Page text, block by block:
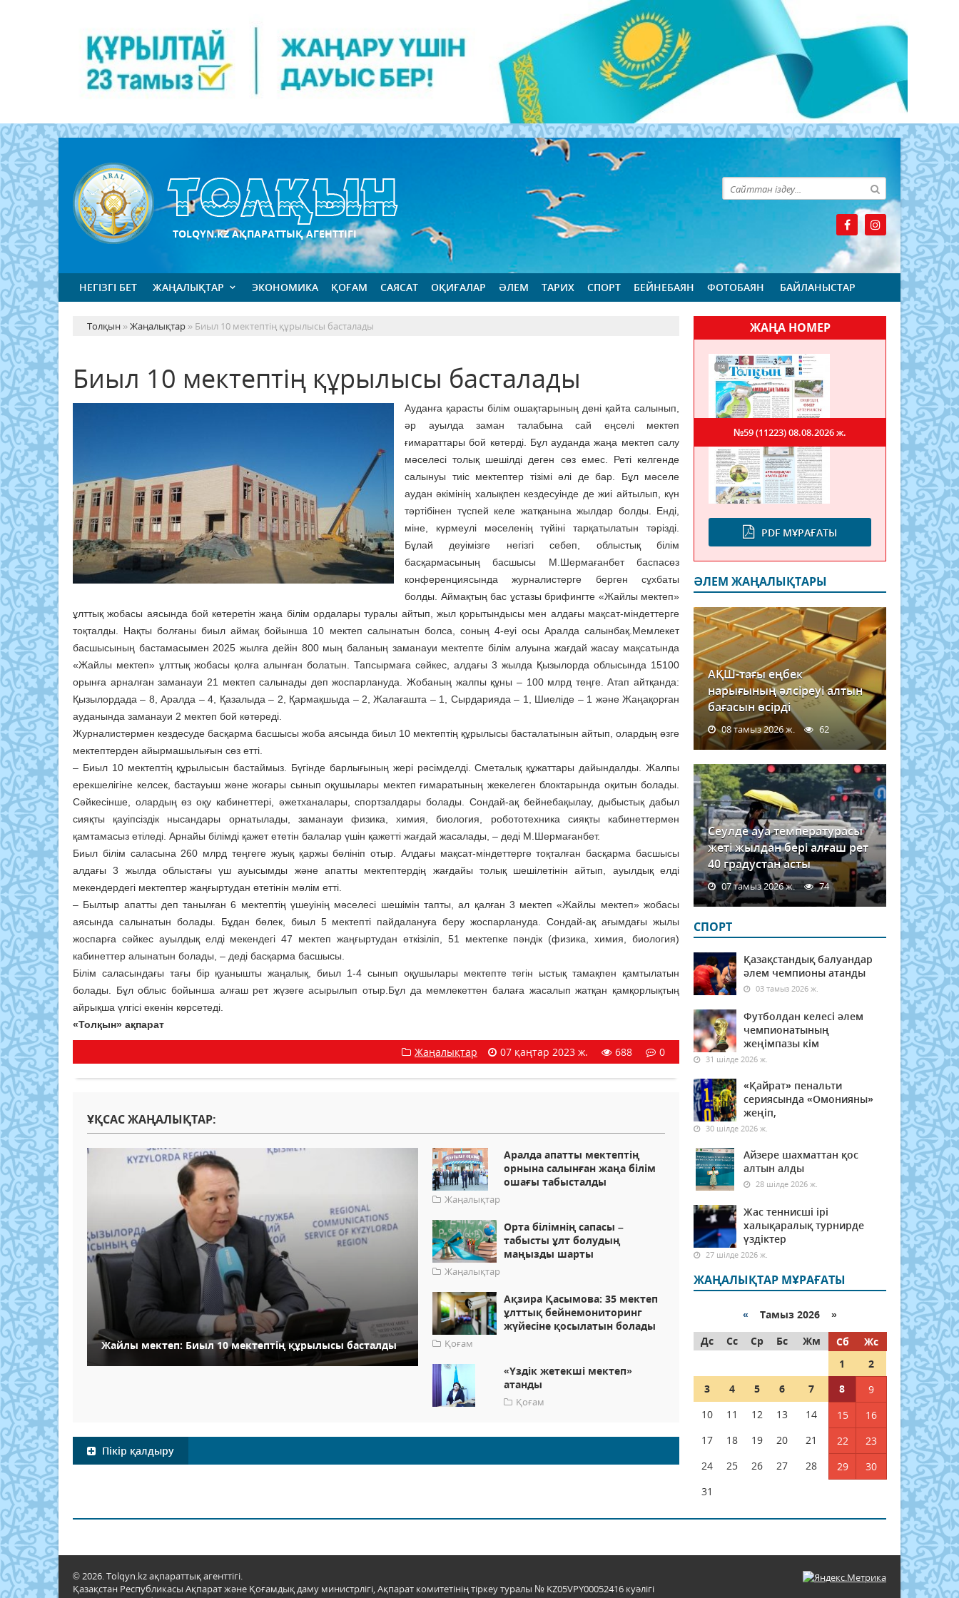
TOLQYN.KZ АҚПАРАТТЫҚ АГЕНТТІГІ
НЕГІЗГІ БЕТ ЖАҢАЛЫҚТАР ЭКОНОМИКА ҚОҒАМ САЯСАТ ОҚИҒАЛАР ӘЛЕМ ТАРИХ СПОРТ БЕЙНЕБАЯН ФОТОБАЯН БАЙЛАНЫСТАР
Толқын »Жаңалықтар » Биыл 10 мектептің құрылысы басталады
Биыл 10 мектептің құрылысы басталады
Ауданға қарасты білім ошақтарының дені қайта салынып,
әр ауылда заман талабына сай еңселі мектеп
ғимараттары бой көтерді. Бұл ауданда жаңа мектеп салу
мәселесі толық шешілді деген сөз емес. Реті келгенде
салынуы тиіс мектептер тізімі әлі де бар. Бұл мәселе
аудан әкімінің халықпен кездесуінде де жиі айтылып, күн
тәртібінен түспей келе жатқанына жылдар болды. Енді,
міне, күрмеулі мәселенің түйіні тарқатылатын тәрізді.
Бұлай деуімізге негізгі себеп, облыстық білім
басқармасының басшысы М.Шермағанбет баспасөз
конференциясында журналистерге берген сұхбаты
болды. Аймақтың бас ұстазы брифингте «Жайлы мектеп»
ұлттық жобасы аясында бой көтеретін жаңа білім ордалары туралы айтып, жыл қорытындысы мен алдағы мақсат-міндеттерге
тоқталды. Нақты болғаны биыл аймақ бойынша 10 мектеп салынатын болса, соның 4-еуі осы Аралда салынбақ.Мемлекет
басшысының бастамасымен 2025 жылға дейін 800 мың баланың заманауи мектепте білім алуына жағдай жасау мақсатында
«Жайлы мектеп» ұлттық жобасы қолға алынған болатын. Тапсырмаға сәйкес, алдағы 3 жылда Қызылорда облысында 15100
орынға арналған заманауи 21 мектеп салынады деп жоспарлануда. Жобаның жалпы құны – 100 млрд теңге. Атап айтқанда:
Қызылордада – 8, Аралда – 4, Қазалыда – 2, Қармақшыда – 2, Жалағашта – 1, Сырдарияда – 1, Шиеліде – 1 және Жаңақорған
ауданында заманауи 2 мектеп бой көтереді.
Журналистермен кездесуде басқарма басшысы жоба аясында биыл 10 мектептің құрылысы басталатынын айтып, олардың өзге
мектептерден айырмашылығын сөз етті.
– Биыл 10 мектептің құрылысын бастаймыз. Бүгінде барлығының жері рәсімделді. Сметалық құжаттары дайындалды. Жалпы
ерекшелігіне келсек, бастауыш және жоғары сынып оқушылары мектеп ғимаратының жекелеген блоктарында оқитын болады.
Сәйкесінше, олардың өз оқу кабинеттері, әжетханалары, спортзалдары болады. Сондай-ақ бейнебақылау, дыбыстық дабыл
сияқты қауіпсіздік нысандары орнатылады, заманауи физика, химия, биология, робототехника сияқты кабинеттермен
қамтамасыз етіледі. Арнайы білімді қажет ететін балалар үшін қажетті жағдай жасалады, – деді М.Шермағанбет.
Биыл білім саласына 260 млрд теңгеге жуық қаржы бөлініп отыр. Алдағы мақсат-міндеттерге тоқталған басқарма басшысы
алдағы 3 жылда облыстағы үш ауысымды және апатты мектептердің жағдайы толық шешілетінін айтып, ауылдық елді
мекендердегі мектептер жаңғыртудан өтетінін мәлім етті.
– Былтыр апатты деп танылған 6 мектептің үшеуінің мәселесі шешімін тапты, ал қалған 3 мектеп «Жайлы мектеп» жобасы
аясында салынатын болады. Бұдан бөлек, биыл 5 мектепті пайдалануға беру жоспарлануда. Сондай-ақ ағымдағы жылы
жоспарға сәйкес ауылдық елді мекендегі 47 мектеп жаңғыртудан өткізіліп, 51 мектепке пәндік (физика, химия, биология)
кабинеттер алынатын болады, – деді басқарма басшысы.
Білім саласындағы тағы бір қуанышты жаңалық, биыл 1-4 сынып оқушылары мектепте тегін ыстық тамақпен қамтылатын
болады. Бұл облыс бойынша алғаш рет жүзеге асырылып отыр.Бұл да мемлекеттен балаға жасалып жатқан қамқорлықтың
айрықша үлгісі екенін көрсетеді.
«Толқын» ақпарат
Жаңалықтар 07 қаңтар 2023 ж. 688 0
ҰҚСАС ЖАҢАЛЫҚТАР:
Жайлы мектеп: Биыл 10 мектептің құрылысы басталды
Аралда апатты мектептің
орнына салынған жаңа білім
ошағы табысталды
Жаңалықтар
Орта білімнің сапасы –
табысты ұлт болудың
маңызды шарты
Жаңалықтар
Ақзира Қасымова: 35 мектеп
ұлттық бейнемониторинг
жүйесіне қосылатын болады
Қоғам
«Үздік жетекші мектеп»
атанды
Қоғам
Пікір қалдыру
ЖАҢА НОМЕР
PDF МҰРАҒАТЫ
№59 (11223)08.08.2026 ж.
ӘЛЕМ ЖАҢАЛЫҚТАРЫ
АҚШ-тағы еңбек
нарығының әлсіреуі алтын
бағасын өсірді
08 тамыз 2026 ж. 62
Сеулде ауа температурасы
жеті жылдан бері алғаш рет
40 градустан асты
07 тамыз 2026 ж. 74
СПОРТ
Қазақстандық балуандар
әлем чемпионы атанды
03 тамыз 2026 ж.
Футболдан келесі әлем
чемпионатының
жеңімпазы кім
31 шілде 2026 ж.
«Қайрат» пенальти
сериясында «Омонияны»
жеңіп,
30 шілде 2026 ж.
Айзере шахматтан қос
алтын алды
28 шілде 2026 ж.
Жас теннисші ірі
халықаралық турнирде
үздіктер
27 шілде 2026 ж.
ЖАҢАЛЫҚТАР МҰРАҒАТЫ
« Тамыз 2026 »
Дс
Сс Ср Бс Жм Сб
Жс
1
2
3
4 5 6 7 8
9
10
11 12 13 14 15
16
17
18 19 20 21 22
23
24
25 26 27 28 29
30
31
© 2026. Tolqyn.kz ақпараттық агенттігі.
Қазақстан Республикасы Ақпарат және Қоғамдық даму министрлігі, Ақпарат комитетінің тіркеу туралы № KZ05VPY00052416 куәлігі